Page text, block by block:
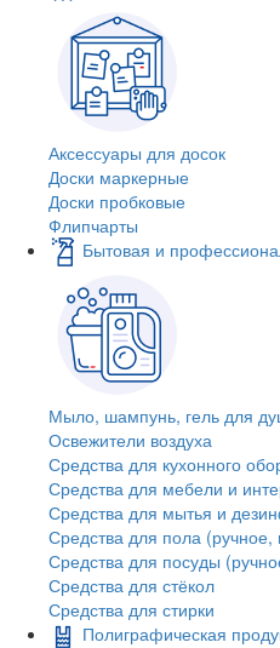
Аксессуары для досок
Доски маркерные
Доски пробковые
Флипчарты
Бытовая и
Мыло, шампунь, гель для
Освежители воздуха
Средства для кухонного
Средства для мебели и
Средства для мытья и
Средства для пола
Средства для посуды
Средства для стёкол
Средства для стирки
Полиграфическая